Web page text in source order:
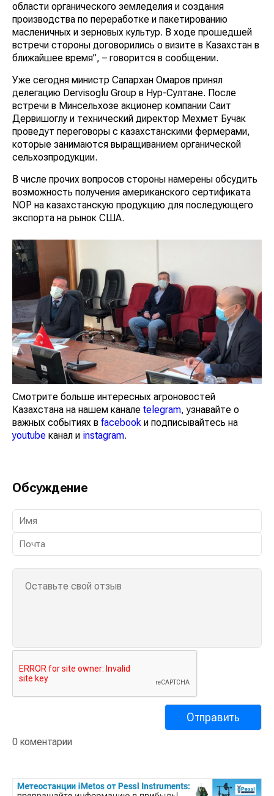
области органического земледелия и создания
производства по переработке и пакетированию
масленичных и зерновых культур. В ходе прошедшей
встречи стороны договорились о визите в Казахстан в
ближайшее время”, – говорится в сообщении.
Уже сегодня министр Сапархан Омаров принял
делегацию Dervisoglu Group в Нур-Султане. После
встречи в Минсельхозе акционер компании Саит
Дервишоглу и технический директор Мехмет Бучак
проведут переговоры с казахстанскими фермерами,
которые занимаются выращиванием органической
сельхозпродукции.
В числе прочих вопросов стороны намерены обсудить
возможность получения американского сертификата
NOP на казахстанскую продукцию для последующего
экспорта на рынок США.
Смотрите больше интересных агроновостей
Казахстана на нашем канале telegram, узнавайте о
важных событиях в facebook и подписывайтесь на
youtube канал и instagram.
Обсуждение
0 коментарии